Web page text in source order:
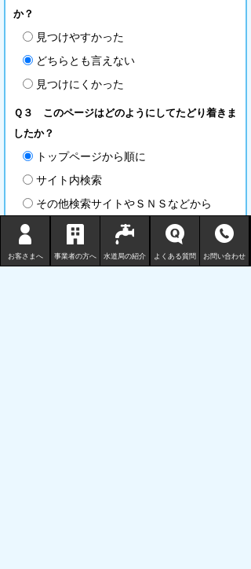
お客さまへ 事業者の方へ 水道局の紹介 よくある質問 お問い合わせ
か？
見つけやすかった
どちらとも言えない
見つけにくかった
Ｑ３ このページはどのようにしてたどり着きま
したか？
トップページから順に
サイト内検索
その他検索サイトやＳＮＳなどから